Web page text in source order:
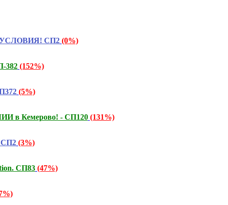
УСЛОВИЯ! СП2 (0%)
382 (152%)
(5%)
в Кемерово! - СП120 (131%)
СП2 (3%)
СП83 (47%)